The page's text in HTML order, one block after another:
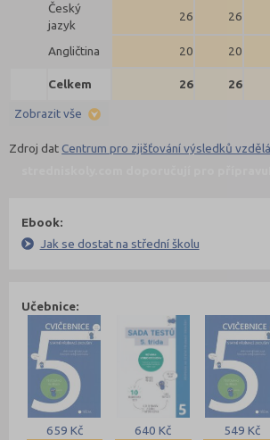
Český
jazyk
26 26
Angličtina 20 20
Celkem 26 26
Zobrazit vše
Zdroj datCentrum pro zjišťování výsledků
Ebook:
Jak se dostat na střední školu
Učebnice:
659 Kč
640 Kč
549 Kč